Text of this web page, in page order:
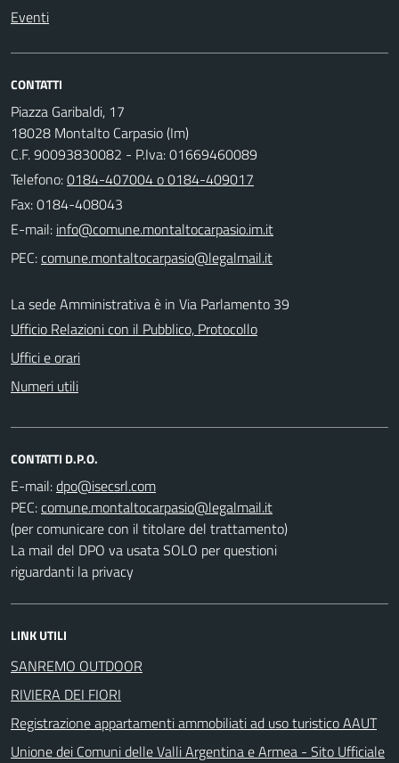
Eventi
CONTATTI
Piazza Garibaldi, 17
18028 Montalto Carpasio (Im)
C.F. 90093830082 - P.Iva: 01669460089
Telefono:0184-407004 o 0184-409017
Fax: 0184-408043
E-mail:
PEC:
La sede Amministrativa è in Via Parlamento 39
Ufficio Relazioni con il Pubblico, Protocollo
Uffici e orari
Numeri utili
CONTATTI D.P.O.
E-mail:
PEC:
(per comunicare con il titolare del trattamento)
La mail del DPO va usata SOLO per questioni
riguardanti la privacy
LINK UTILI
SANREMO OUTDOOR
RIVIERA DEI FIORI
Registrazione appartamenti ammobiliati ad uso turistico AAUT
Unione dei Comuni delle Valli Argentina e Armea - Sito Ufficiale